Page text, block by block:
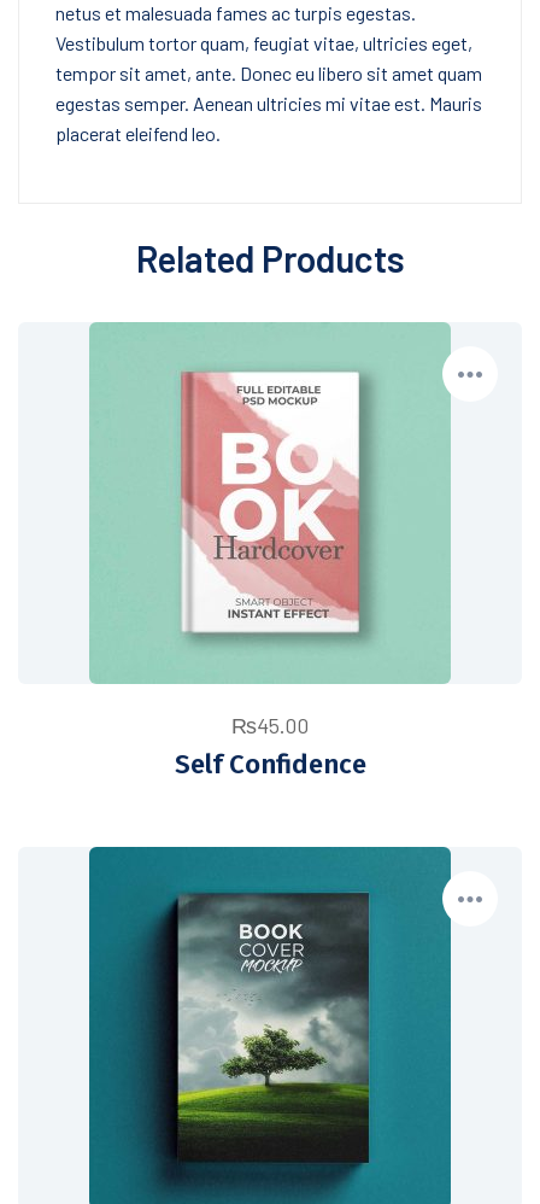
netus et malesuada fames ac turpis egestas.
Vestibulum tortor quam, feugiat vitae, ultricies eget,
tempor sit amet, ante. Donec eu libero sit amet quam
egestas semper. Aenean ultricies mi vitae est. Mauris
placerat eleifend leo.
Related Products
₨45.00
Self Confidence